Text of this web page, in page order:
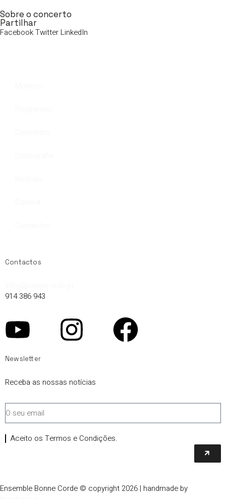
Sobre o concerto
Partilhar
FacebookTwitter LinkedIn
Contactos
914 386 943
Newsletter
Receba as nossas notícias
Aceito os Termos e Condições.
Ensemble Bonne Corde © copyright 2026 | handmade by